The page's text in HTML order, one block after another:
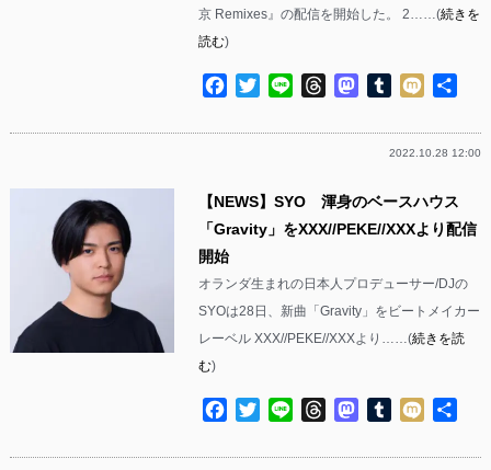
京 Remixes』の配信を開始した。 2……(続きを
読む)
Facebook
TwitterLine ThreadsMastodon
Tumblr
Mixi
2022.10.28 12:00
【NEWS】SYO 渾身のベースハウス
「Gravity」をXXX//PEKE//XXXより配信
開始
オランダ生まれの日本人プロデューサー/DJの
SYOは28日、新曲「Gravity」をビートメイカー
レーベル XXX//PEKE//XXXより……(続きを読
む)
Facebook
TwitterLine ThreadsMastodon
Tumblr
Mixi